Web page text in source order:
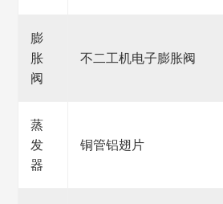
膨
胀
阀
不二工机电子膨胀阀
蒸
发
器
铜管铝翅片